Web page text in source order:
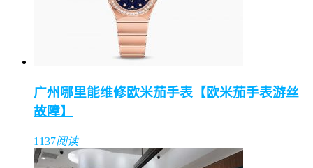
广州哪里能维修欧米茄手表【欧米茄手表游丝
故障】
1137阅读